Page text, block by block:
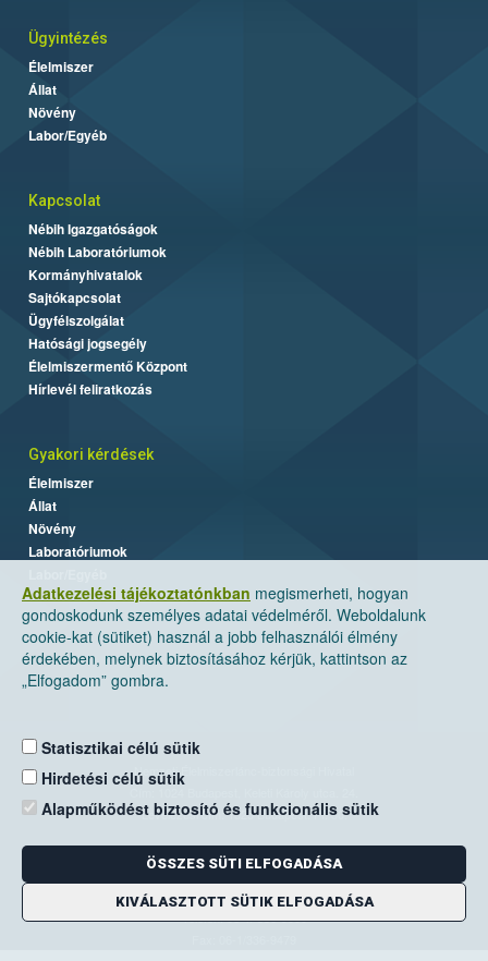
Adatkezelési tájékoztatónkban megismerheti, hogyan
gondoskodunk személyes adatai védelméről. Weboldalunk
cookie-kat (sütiket) használ a jobb felhasználói élmény
érdekében, melynek biztosításához kérjük, kattintson az
„Elfogadom” gombra.
Statisztikai célú sütik
Hirdetési célú sütik
Alapműködést biztosító és funkcionális sütik
ÖSSZES SÜTI ELFOGADÁSA
KIVÁLASZTOTT SÜTIK ELFOGADÁSA
Ügyintézés
Élelmiszer
Állat
Növény
Labor/Egyéb
Kapcsolat
Nébih Igazgatóságok
Nébih Laboratóriumok
Kormányhivatalok
Sajtókapcsolat
Ügyfélszolgálat
Hatósági jogsegély
Élelmiszermentő Központ
Hírlevél feliratkozás
Gyakori kérdések
Élelmiszer
Állat
Növény
Laboratóriumok
Nemzeti Élelmiszerlánc-biztonsági Hivatal
Levelezési cím: 1525 Budapest. Pf. 30.
E-mail:ugyfelszolgalat@nebih.gov.hu
Zöld szám: 06-80/263-244
Telefon: 06-1/ 336-9000